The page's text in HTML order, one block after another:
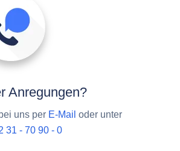
Anregungen?
uns per E-Mail oder unter
31 - 70 90 - 0